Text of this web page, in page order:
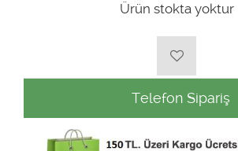
Ürün stokta yoktur
Telefon Sipariş